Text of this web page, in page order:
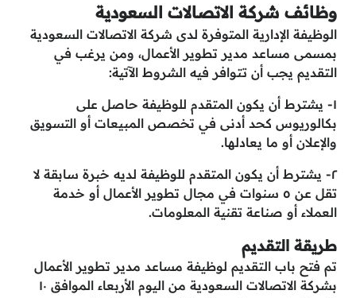
وظائف شركة الاتصالات السعودية
الوظيفة الإدارية المتوفرة لدى شركة الاتصالات السعودية
بمسمى مساعد مدير تطوير الأعمال، ومن يرغب في
التقديم يجب أن تتوافر فيه الشروط الآتية:
١- يشترط أن يكون المتقدم للوظيفة حاصل على
بكالوريوس كحد أدنى في تخصص المبيعات أو التسويق
والإعلان أو ما يعادلها.
٢- يشترط أن يكون المتقدم للوظيفة لديه خبرة سابقة لا
تقل عن ٥ سنوات في مجال تطوير الأعمال أو خدمة
العملاء أو صناعة تقنية المعلومات.
طريقة التقديم
تم فتح باب التقديم لوظيفة مساعد مدير تطوير الأعمال
بشركة الاتصالات السعودية من اليوم الأربعاء الموافق ١٠